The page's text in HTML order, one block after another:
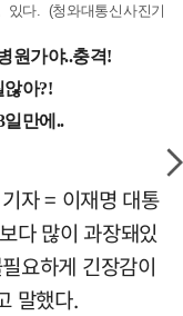
다. (청와대통신사진기
자 = 이재명 대통
다 많이 과장돼있
요하게 긴장감이
말했다.